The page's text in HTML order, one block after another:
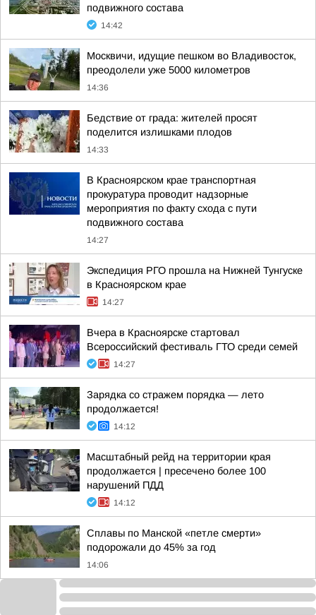
подвижного состава
14:42
Москвичи, идущие пешком во Владивосток,
преодолели уже 5000 километров
14:36
Бедствие от града: жителей просят
поделится излишками плодов
14:33
В Красноярском крае транспортная
прокуратура проводит надзорные
мероприятия по факту схода с пути
подвижного состава
14:27
Экспедиция РГО прошла на Нижней Тунгуске
в Красноярском крае
14:27
Вчера в Красноярске стартовал
Всероссийский фестиваль ГТО среди семей
14:27
Зарядка со стражем порядка — лето
продолжается!
14:12
Масштабный рейд на территории края
продолжается | пресечено более 100
нарушений ПДД
14:12
Сплавы по Манской «петле смерти»
подорожали до 45% за год
14:06